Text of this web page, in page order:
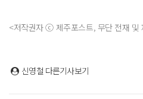
<저작권자 ⓒ 제주포스트, 무단 전재 및
신영철 다른기사보기